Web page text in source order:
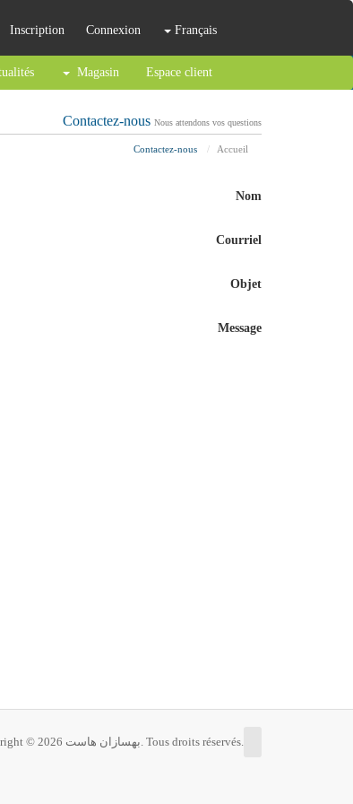
Français
Connexion
Inscription
Espace client
Magasin
Contactez-nous Nous attendons vos questions
Accueil
Nom
Courriel
Objet
Message
Copyright © 2026 بهسازان هاست. Tous droits réservés.